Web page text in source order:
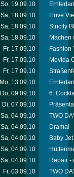
So, 19.09.10
Sa, 18.09.10
I love
Sa, 18.09.10
Strictly
Sa, 18.09.10
Machen
Fr, 17.09.10
Fashion
Fr, 17.09.10
Movida
Fr, 17.09.10
Mo, 13.09.10
Do, 09.09.10
6.
Di, 07.09.10
Sa, 04.09.10
TWO
Sa, 04.09.10
Drama!
Sa, 04.09.10
Baby
Sa, 04.09.10
Sa, 04.09.10
Repair -
Fr, 03.09.10
TWO